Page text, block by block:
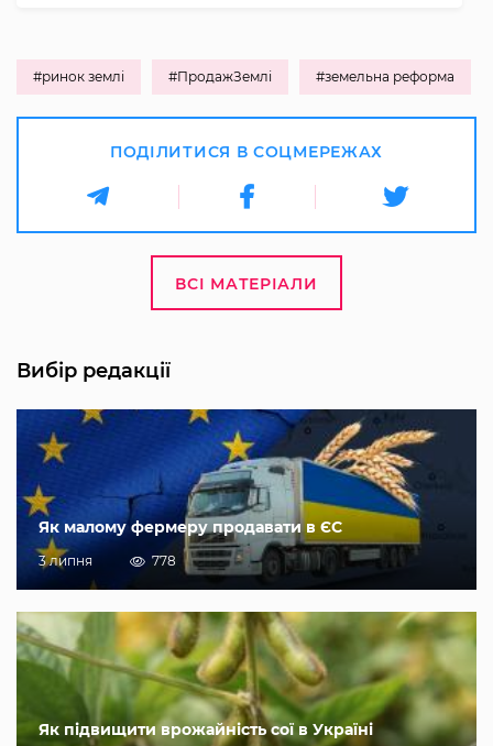
#ринок землі #ПродажЗемлі #земельна реформа
ПОДІЛИТИСЯ В СОЦМЕРЕЖАХ
ВСІ МАТЕРІАЛИ
Вибір редакції
Як малому фермеру продавати в ЄС
3 липня 778
Як підвищити врожайність сої в Україні